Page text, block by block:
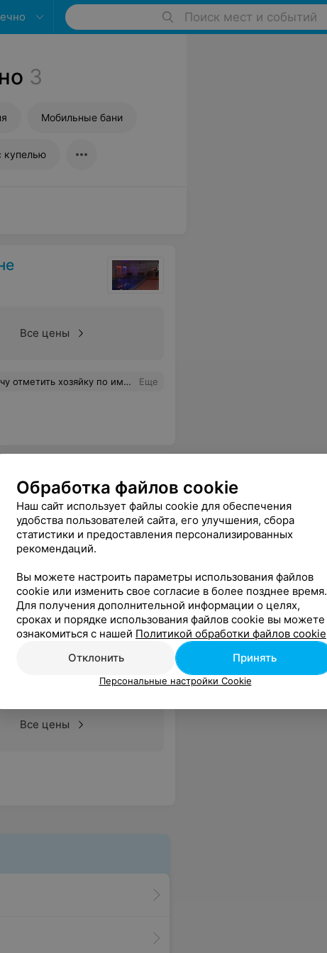
Поиск мест и событий
3
Мобильные бани
купелью
Все цены
Наталью она класная спосибо за все Еще
Все цены
Все цены
Обработка файлов cookie
Наш сайт использует файлы cookie для обеспечения
удобства пользователей сайта, его улучшения, сбора
статистики и предоставления персонализированных
рекомендаций.
Вы можете настроить параметры использования файлов
cookie или изменить свое согласие в более позднее время.
Для получения дополнительной информации о целях,
сроках и порядке использования файлов cookie вы можете
ознакомиться с нашей Политикой обработки файлов cookie
Отклонить
Принять
Персональные настройки Cookie